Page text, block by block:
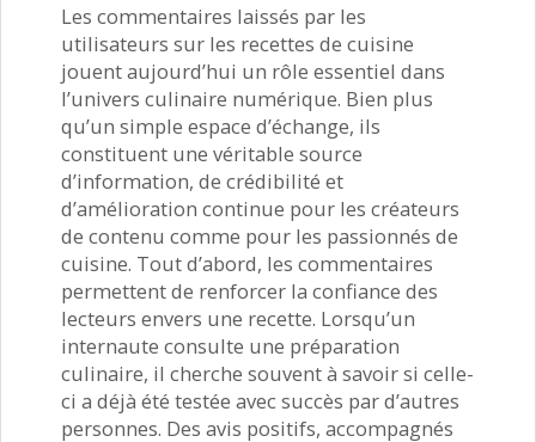
Les commentaires laissés par les
utilisateurs sur les recettes de cuisine
jouent aujourd’hui un rôle essentiel dans
l’univers culinaire numérique. Bien plus
qu’un simple espace d’échange, ils
constituent une véritable source
d’information, de crédibilité et
d’amélioration continue pour les créateurs
de contenu comme pour les passionnés de
cuisine. Tout d’abord, les commentaires
permettent de renforcer la confiance des
lecteurs envers une recette. Lorsqu’un
internaute consulte une préparation
culinaire, il cherche souvent à savoir si celle-
ci a déjà été testée avec succès par d’autres
personnes. Des avis positifs, accompagnés